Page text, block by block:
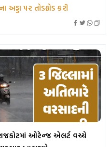
પર તોડફોડ કરી
ઓરેન્જ એલર્ટ વચ્ચે